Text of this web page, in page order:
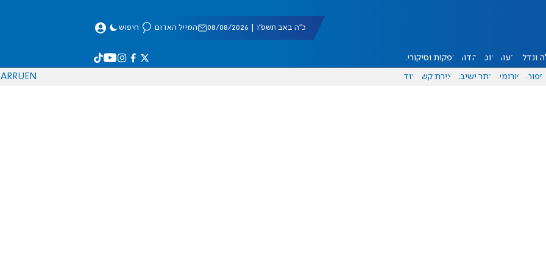
כ"ה באב תשפ"ו | 08/08/2026 המייל האדום חיפוש
ונדל"ן דעות אוכל יהדות הפקות וסיקורים
ספורט פורומים אתר ישיבה יצירת קשר עוד EN
RU
AR